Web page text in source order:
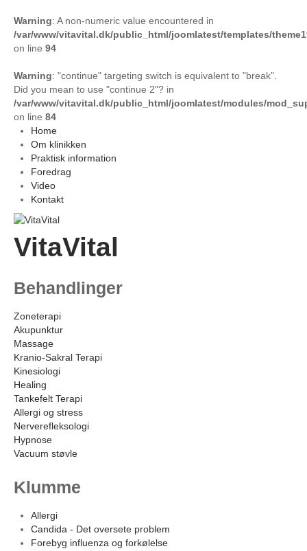
Warning: A non-numeric value encountered in
/var/www/vitavital.dk/public_html/joomlatest/templates/
on line 94
Warning: "continue" targeting switch is equivalent to "break".
Did you mean to use "continue 2"? in
/var/www/vitavital.dk/public_html/joomlatest/modules/
on line 84
Home
Om klinikken
Praktisk information
Foredrag
Video
Kontakt
VitaVital
Behandlinger
Zoneterapi
Akupunktur
Massage
Kranio-Sakral Terapi
Kinesiologi
Healing
Tankefelt Terapi
Allergi og stress
Nerverefleksologi
Hypnose
Vacuum støvle
Klumme
Allergi
Candida - Det oversete problem
Forebyg influenza og forkølelse